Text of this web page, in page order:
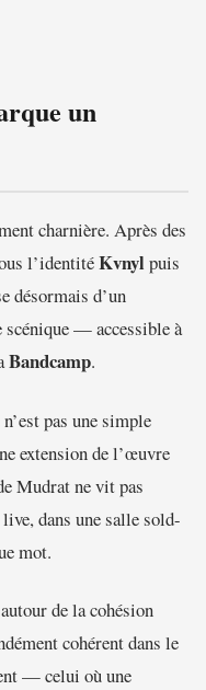
un
charnière. Après des
l’identitéKvnylpuis
désormais d’un
scénique — accessible à
Bandcamp.
pas une simple
extension de l’œuvre
Mudrat ne vit pas
dans une salle sold-
mot.
de la cohésion
cohérent dans le
— celui où une